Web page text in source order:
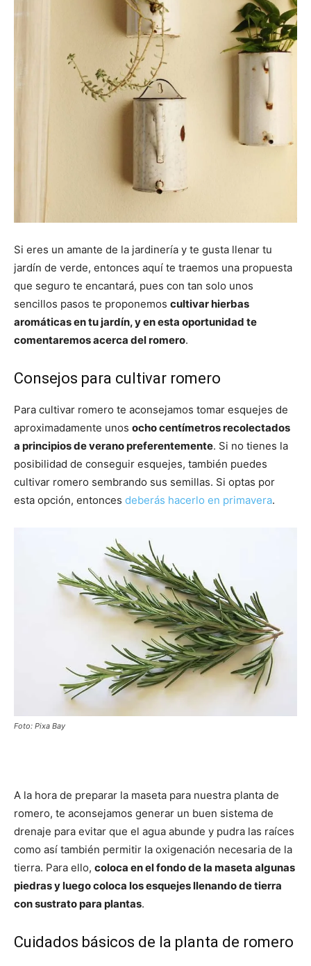
Si eres un amante de la jardinería y te gusta llenar tu
jardín de verde, entonces aquí te traemos una propuesta
que seguro te encantará, pues con tan solo unos
sencillos pasos te proponemos cultivar hierbas
aromáticas en tu jardín, y en esta oportunidad te
comentaremos acerca del romero.
Consejos para cultivar romero
Para cultivar romero te aconsejamos tomar esquejes de
aproximadamente unos ocho centímetros recolectados
a principios de verano preferentemente. Si no tienes la
posibilidad de conseguir esquejes, también puedes
cultivar romero sembrando sus semillas. Si optas por
esta opción, entonces deberás hacerlo en primavera.
Foto: Pixa Bay
A la hora de preparar la maseta para nuestra planta de
romero, te aconsejamos generar un buen sistema de
drenaje para evitar que el agua abunde y pudra las raíces
como así también permitir la oxigenación necesaria de la
tierra. Para ello, coloca en el fondo de la maseta algunas
piedras y luego coloca los esquejes llenando de tierra
con sustrato para plantas.
Cuidados básicos de la planta de romero